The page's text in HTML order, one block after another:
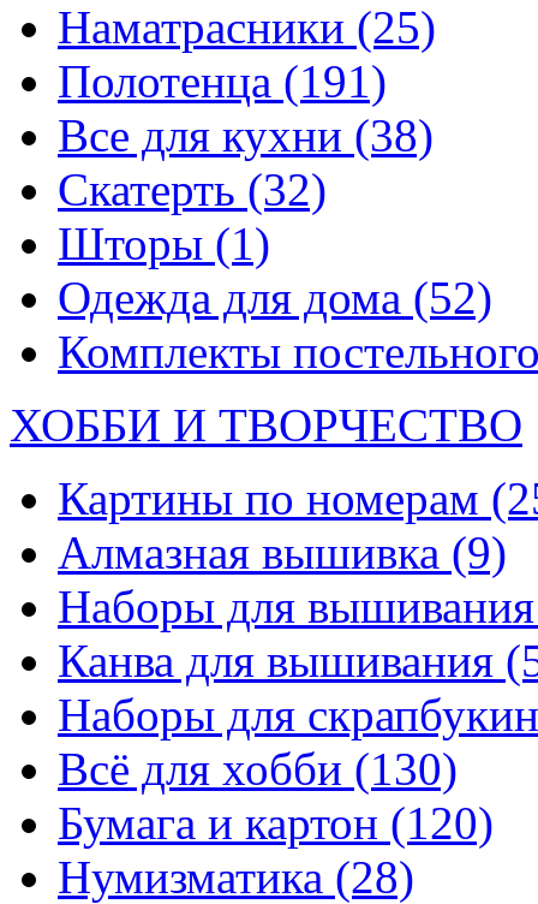
Наматрасники (25)
Полотенца (191)
Все для кухни (38)
Скатерть (32)
Шторы (1)
Одежда для дома (52)
Комплекты
ХОББИ И ТВОРЧЕСТВО
Картины по номерам
Алмазная вышивка (9)
Наборы для
Канва для вышивания
Наборы для
Всё для хобби (130)
Бумага и картон (120)
Нумизматика (28)